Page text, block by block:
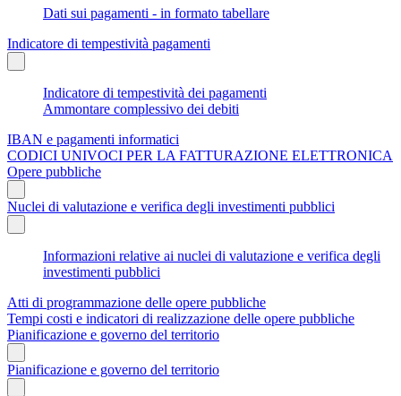
Dati sui pagamenti - in formato tabellare
Indicatore di tempestività pagamenti
Indicatore di tempestività dei pagamenti
Ammontare complessivo dei debiti
IBAN e pagamenti informatici
CODICI UNIVOCI PER LA FATTURAZIONE ELETTRONICA
Opere pubbliche
Nuclei di valutazione e verifica degli investimenti pubblici
Informazioni relative ai nuclei di valutazione e verifica degli
investimenti pubblici
Atti di programmazione delle opere pubbliche
Tempi costi e indicatori di realizzazione delle opere pubbliche
Pianificazione e governo del territorio
Pianificazione e governo del territorio